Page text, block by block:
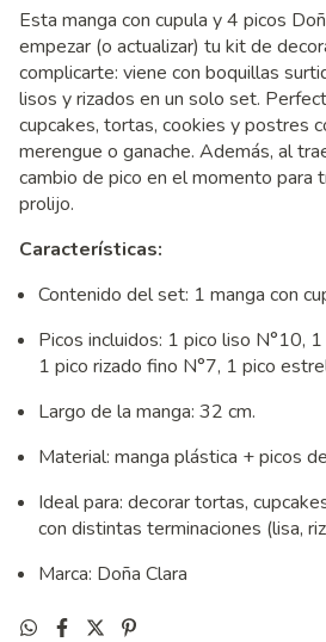
Esta manga con cupula y 4 picos
empezar (o actualizar) tu kit de
complicarte: viene con boquillas
lisos y rizados en un solo set.
cupcakes, tortas, cookies y postres
merengue o ganache. Además, al
cambio de pico en el momento para
prolijo.
Características:
Contenido del set: 1 manga con
Picos incluidos: 1 pico liso N°10,
1 pico rizado fino N°7, 1 pico
Largo de la manga: 32 cm.
Material: manga plástica + picos
Ideal para: decorar tortas,
con distintas terminaciones (lisa,
Marca: Doña Clara